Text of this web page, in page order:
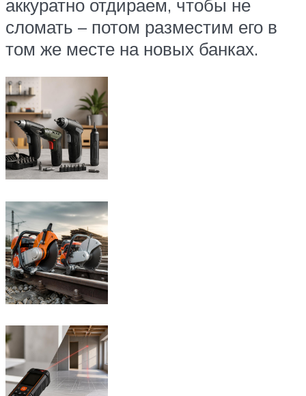
аккуратно отдираем, чтобы не
сломать – потом разместим его в
том же месте на новых банках.